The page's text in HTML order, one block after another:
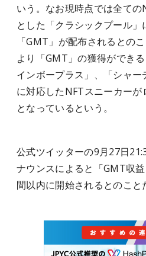
いう。なお現時点では全て
とした「クラシックプール」
「GMT」が配布されるとの
より「GMT」の獲得ができ
インボープラス」、「シャ
に対応したNFTスニーカー
となっているという。
公式ツイッターの9月27日
ナウンスによると「GMT収
間以内に開始されるとのこと